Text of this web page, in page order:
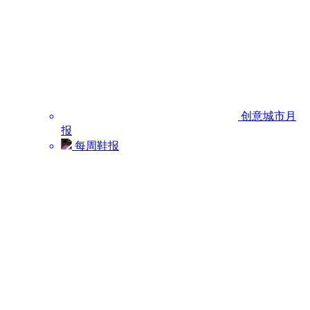
创意城市月
报
每周鞋报